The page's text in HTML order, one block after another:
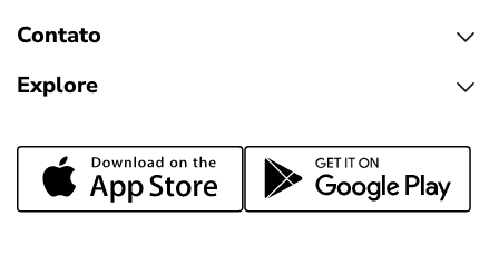
Contato
Explore